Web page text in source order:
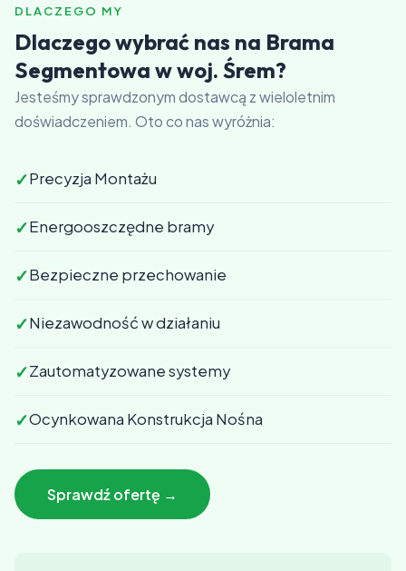
DLACZEGO MY
Dlaczego wybrać nas na Brama
Segmentowa w woj. Śrem?
Jesteśmy sprawdzonym dostawcą z wieloletnim
doświadczeniem. Oto co nas wyróżnia:
✓Precyzja Montażu
✓Energooszczędne bramy
✓Bezpieczne przechowanie
✓Niezawodność w działaniu
✓Zautomatyzowane systemy
✓Ocynkowana Konstrukcja Nośna
Sprawdź ofertę →